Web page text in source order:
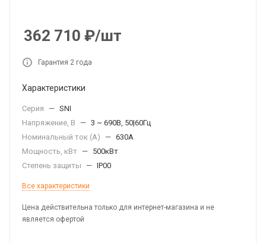
362 710 ₽/шт
Гарантия 2 года
Характеристики
Серия — SNI
Напряжение, В
— 3 ~ 690В, 50|60Гц
Номинальный ток (А)
— 630А
Мощность, кВт — 500кВт
Степень защиты
— IP00
Все характеристики
Цена действительна только для интернет-магазина и не
является офертой